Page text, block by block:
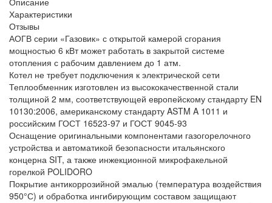
Характеристики
Отзывы
АОГВ серии «Газовик» с открытой камерой сгорания
мощностью 6 кВт может работать в закрытой системе
отопления с рабочим давлением до 1 атм.
Котел не требует подключения к электрической сети
Теплообменник изготовлен из высококачественной стали
толщиной 2 мм, соответствующей европейскому стандарту EN
10130:2006, американскому стандарту ASTM A 1011 и
российским ГОСТ 16523-97 и ГОСТ 9045-93
Оснащение оригинальными компонентами газогорелочного
устройства и автоматикой безопасности итальянского
концерна SIT, а также инжекционной микрофакельной
горелкой POLIDORO
Покрытие антикоррозийной эмалью (температура воздействия
950°С) и обработка ингибирующим составом защищают